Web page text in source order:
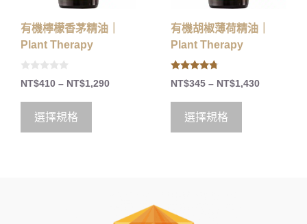
有機檸檬香茅精油｜
Plant Therapy
0
o
t
5
NT$410 – NT$1,290
選擇規格
有機胡椒薄荷精油｜
Plant Therapy
4.50
out of 5
NT$345 – NT$1,430
選擇規格